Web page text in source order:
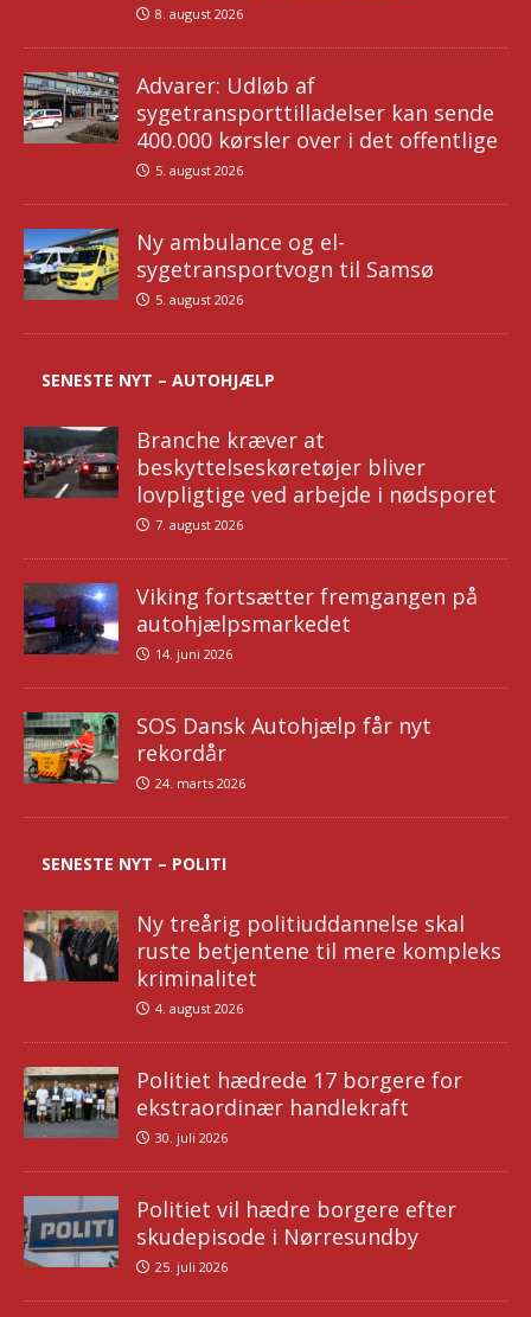
8. august 2026
Advarer: Udløb af
sygetransporttilladelser kan sende
400.000 kørsler over i det offentlige
5. august 2026
Ny ambulance og el-
sygetransportvogn til Samsø
5. august 2026
SENESTE NYT – AUTOHJÆLP
Branche kræver at
beskyttelseskøretøjer bliver
lovpligtige ved arbejde i nødsporet
7. august 2026
Viking fortsætter fremgangen på
autohjælpsmarkedet
14. juni 2026
SOS Dansk Autohjælp får nyt
rekordår
24. marts 2026
SENESTE NYT – POLITI
Ny treårig politiuddannelse skal
ruste betjentene til mere kompleks
kriminalitet
4. august 2026
Politiet hædrede 17 borgere for
ekstraordinær handlekraft
30. juli 2026
Politiet vil hædre borgere efter
skudepisode i Nørresundby
25. juli 2026